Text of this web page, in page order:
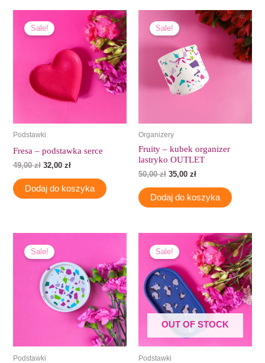
Sale!
Podstawki
Fresa – podstawka serce
49,00zł
cena
wynosiła:
32,00zł
Aktualna
cena
wynosi:
32,00 zł.
Dodaj do koszyka
Sale!
Organizery
Fruity – kubek organizer
lastryko OUTLET
50,00zł
Pierwotna
cena
wynosiła:
50,00 zł.
35,00 zł
Aktualna
cena
35,00 zł.
Dodaj do koszyka
Sale!
Podstawki
cena
wynosiła:
45,00 zł.30,00 zł.
OUT OF STOCK
Sale!
Podstawki
Pierwotna
cena
wynosiła:
70,00 zł.
Aktualna
cena
wynosi:
40,00 zł.